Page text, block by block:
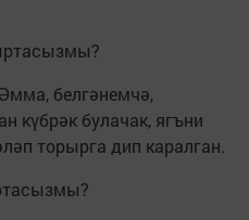
белгәнемчә,
күбрәк булачак, ягъни
торырга дип каралган.